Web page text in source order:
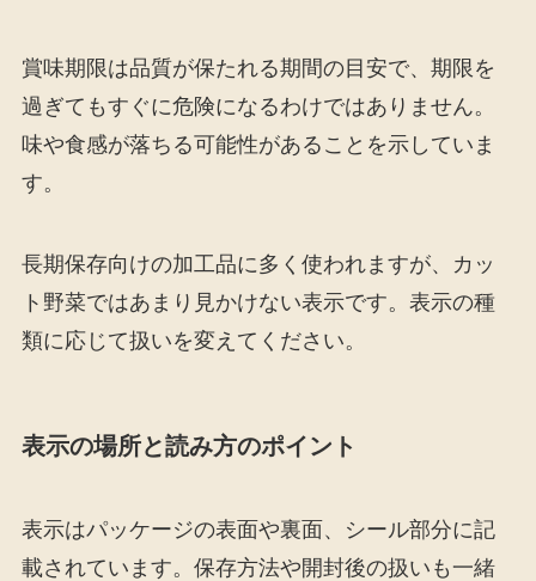
賞味期限は品質が保たれる期間の目安で、期限を
過ぎてもすぐに危険になるわけではありません。
味や食感が落ちる可能性があることを示していま
す。
長期保存向けの加工品に多く使われますが、カッ
ト野菜ではあまり見かけない表示です。表示の種
類に応じて扱いを変えてください。
表示の場所と読み方のポイント
表示はパッケージの表面や裏面、シール部分に記
載されています。保存方法や開封後の扱いも一緒